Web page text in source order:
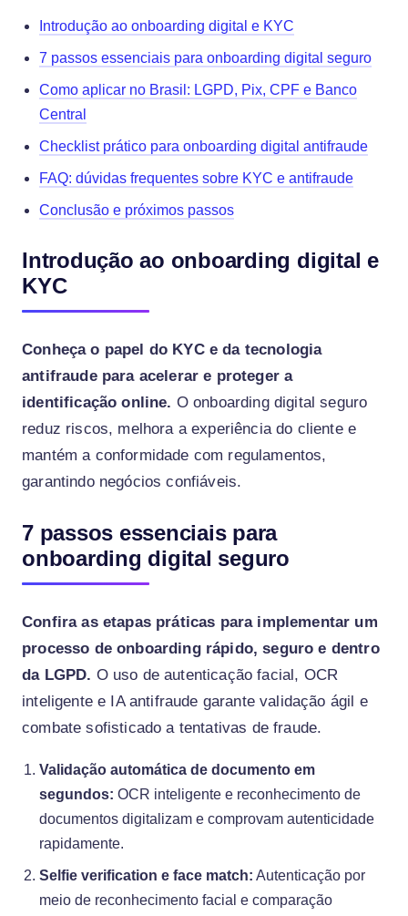
Introdução ao onboarding digital e KYC
7 passos essenciais para onboarding digital seguro
Como aplicar no Brasil: LGPD, Pix, CPF e Banco
Central
Checklist prático para onboarding digital antifraude
FAQ: dúvidas frequentes sobre KYC e antifraude
Conclusão e próximos passos
Introdução ao onboarding digital e
KYC
Conheça o papel do KYC e da tecnologia
antifraude para acelerar e proteger a
identificação online. O onboarding digital seguro
reduz riscos, melhora a experiência do cliente e
mantém a conformidade com regulamentos,
garantindo negócios confiáveis.
7 passos essenciais para
onboarding digital seguro
Confira as etapas práticas para implementar um
processo de onboarding rápido, seguro e dentro
da LGPD. O uso de autenticação facial, OCR
inteligente e IA antifraude garante validação ágil e
combate sofisticado a tentativas de fraude.
Validação automática de documento em
segundos: OCR inteligente e reconhecimento de
documentos digitalizam e comprovam autenticidade
rapidamente.
Selfie verification e face match: Autenticação por
meio de reconhecimento facial e comparação